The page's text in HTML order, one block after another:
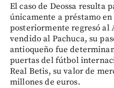
El caso de Deossa resulta
únicamente a préstamo
posteriormente regresó al
vendido al Pachuca, su
antioqueño fue
puertas del fútbol
Real Betis, su valor de
millones de euros.